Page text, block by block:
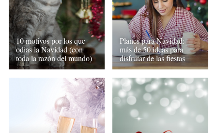
10 motivos por los que
odias la Navidad (con
toda la razón del mundo)
Planes para Navidad:
más de 50 ideas para
disfrutar de las fiestas